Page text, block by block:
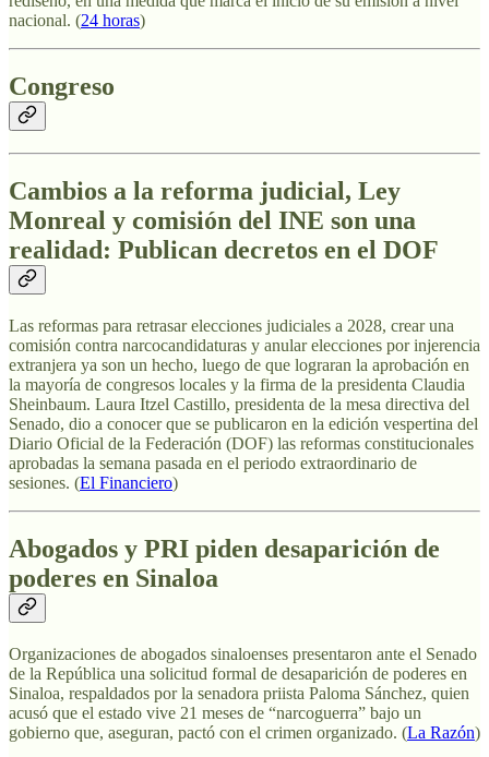
nacional. (24 horas)
Congreso
Cambios a la reforma judicial, Ley
Monreal y comisión del INE son una
realidad: Publican decretos en el DOF
Las reformas para retrasar elecciones judiciales a 2028, crear una
comisión contra narcocandidaturas y anular elecciones por injerencia
extranjera ya son un hecho, luego de que lograran la aprobación en
la mayoría de congresos locales y la firma de la presidenta Claudia
Sheinbaum. Laura Itzel Castillo, presidenta de la mesa directiva del
Senado, dio a conocer que se publicaron en la edición vespertina del
Diario Oficial de la Federación (DOF) las reformas constitucionales
aprobadas la semana pasada en el periodo extraordinario de
sesiones. (El Financiero)
Abogados y PRI piden desaparición de
poderes en Sinaloa
Organizaciones de abogados sinaloenses presentaron ante el Senado
de la República una solicitud formal de desaparición de poderes en
Sinaloa, respaldados por la senadora priista Paloma Sánchez, quien
acusó que el estado vive 21 meses de “narcoguerra” bajo un
gobierno que, aseguran, pactó con el crimen organizado. (La Razón)